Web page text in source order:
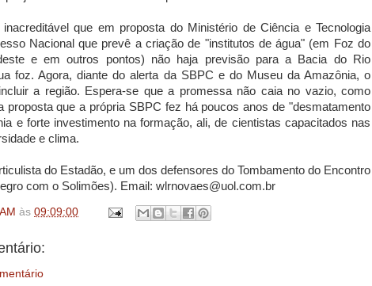
inacreditável que em proposta do Ministério de Ciência e Tecnologia
Nacional que prevê a criação de "institutos de água" (em Foz do
e em outros pontos) não haja previsão para a Bacia do Rio
foz. Agora, diante do alerta da SBPC e do Museu da Amazônia, o
a região. Espera-se que a promessa não caia no vazio, como
proposta que a própria SBPC fez há poucos anos de "desmatamento
e forte investimento na formação, ali, de cientistas capacitados nas
e clima.
do Estadão, e um dos defensores do Tombamento do Encontro
com o Solimões). Email: wlrnovaes@uol.com.br
às 09:09:00